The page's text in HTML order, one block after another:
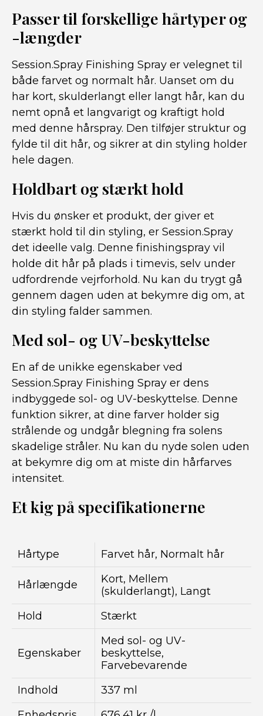
Passer til forskellige hårtyper og
-længder
Session.Spray Finishing Spray er velegnet til
både farvet og normalt hår. Uanset om du
har kort, skulderlangt eller langt hår, kan du
nemt opnå et langvarigt og kraftigt hold
med denne hårspray. Den tilføjer struktur og
fylde til dit hår, og sikrer at din styling holder
hele dagen.
Holdbart og stærkt hold
Hvis du ønsker et produkt, der giver et
stærkt hold til din styling, er Session.Spray
det ideelle valg. Denne finishingspray vil
holde dit hår på plads i timevis, selv under
udfordrende vejrforhold. Nu kan du trygt gå
gennem dagen uden at bekymre dig om, at
din styling falder sammen.
Med sol- og UV-beskyttelse
En af de unikke egenskaber ved
Session.Spray Finishing Spray er dens
indbyggede sol- og UV-beskyttelse. Denne
funktion sikrer, at dine farver holder sig
strålende og undgår blegning fra solens
skadelige stråler. Nu kan du nyde solen uden
at bekymre dig om at miste din hårfarves
intensitet.
Et kig på specifikationerne
Hårtype Farvet hår, Normalt hår
Hårlængde
Kort, Mellem
(skulderlangt), Langt
Hold
Stærkt
Egenskaber
Med sol- og UV-
beskyttelse,
Farvebevarende
Indhold
337 ml